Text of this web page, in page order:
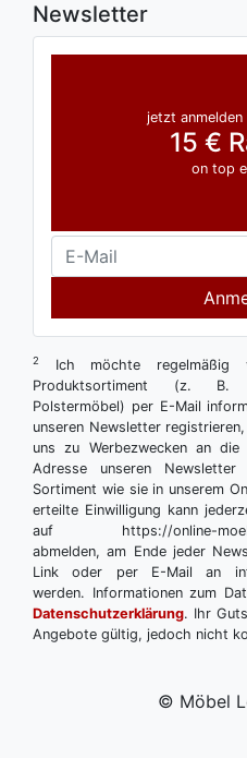
Newsletter
jetzt
15 €
on top
2
Ich möchte regelmäßig
Produktsortiment (z. B.
Polstermöbel) per E-Mail
unseren Newsletter
uns zu Werbezwecken an die
Adresse unseren
Sortiment wie sie in unserem
erteilte Einwilligung kann
auf https://online-moebel-
abmelden, am Ende jeder
Link oder per E-Mail an
werden. Informationen zum
Datenschutzerklärung. Ihr
Angebote gültig, jedoch nicht
© Möbel